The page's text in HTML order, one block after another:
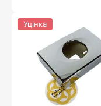
Уцінка